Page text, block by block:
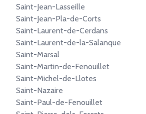
Saint-Jean-Lasseille
Saint-Jean-Pla-de-Corts
Saint-Laurent-de-Cerdans
Saint-Laurent-de-la-Salanque
Saint-Marsal
Saint-Martin-de-Fenouillet
Saint-Michel-de-Llotes
Saint-Nazaire
Saint-Paul-de-Fenouillet